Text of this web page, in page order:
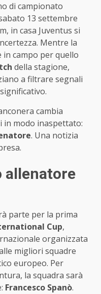
di campionato
13 settembre
in casa Juventus si
Mentre la
in campo per quello
della stagione,
a filtrare segnali
significativo.
cambia
modo inaspettato:
. Una notizia
allenatore
parte per la prima
Cup,
organizzata
migliori squadre
europeo. Per
la squadra sarà
Francesco Spanò.